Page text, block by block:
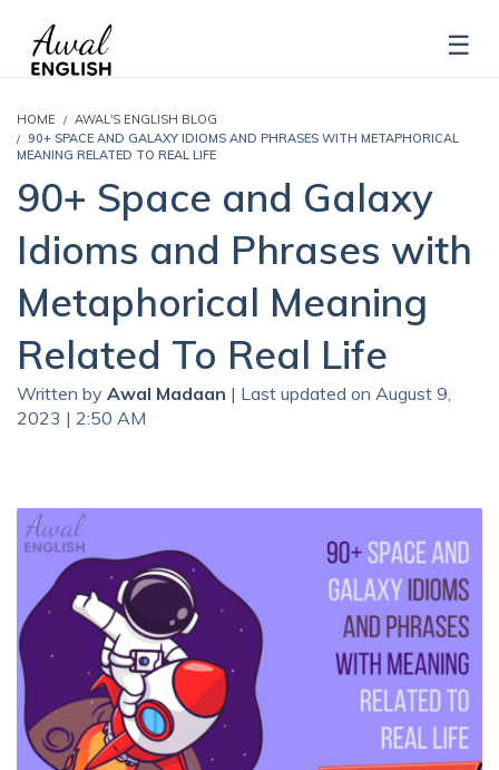
HOME
AWAL'S ENGLISH BLOG
90+ SPACE AND GALAXY IDIOMS AND PHRASES WITH METAPHORICAL
MEANING RELATED TO REAL LIFE
90+ Space and Galaxy
Idioms and Phrases with
Metaphorical Meaning
Related To Real Life
Written by Awal Madaan | Last updated on August 9,
2023 | 2:50 AM